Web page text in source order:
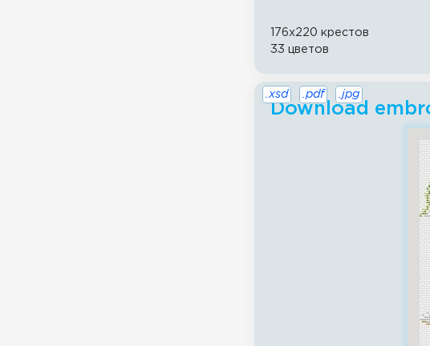
176x220 крестов
33 цветов
Download
.xsd .pdf .jpg